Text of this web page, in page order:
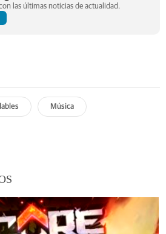
las últimas noticias de actualidad.
Música